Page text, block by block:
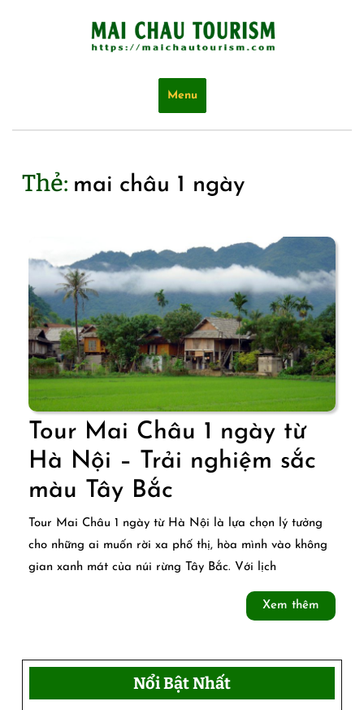
Menu
Thẻ: mai châu 1 ngày
Tour Mai Châu 1 ngày từ
Hà Nội – Trải nghiệm sắc
màu Tây Bắc
Mai
Châu
1
Hà
Nội
Tour Mai Châu 1 ngày từ Hà Nội là lựa chọn lý tưởng
cho những ai muốn rời xa phố thị, hòa mình vào không
gian xanh mát của núi rừng Tây Bắc. Với lịch
Xem thêm
thêm
Nổi Bật Nhất